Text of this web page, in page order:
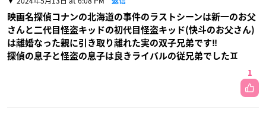
映画名探偵コナンの北海道の事件のラストシーンは新一のお父
さんと二代目怪盗キッドの初代目怪盗キッド(快斗のお父さん)
は離婚なった親に引き取り離れた実の双子兄弟です‼️
探偵の息子と怪盗の息子は良きライバルの従兄弟でした♊️
1